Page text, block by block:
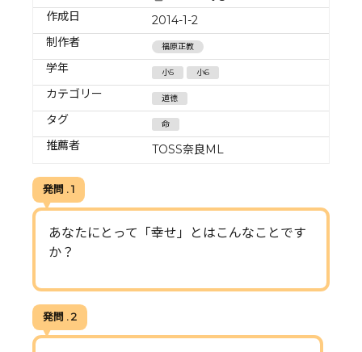
作成日
2014-1-2
制作者
福原正教
学年 小5 小6
カテゴリー 道徳
タグ 命
推薦者 TOSS奈良ML
発問 . 1
あなたにとって「幸せ」とはこんなことです
か？
発問 . 2